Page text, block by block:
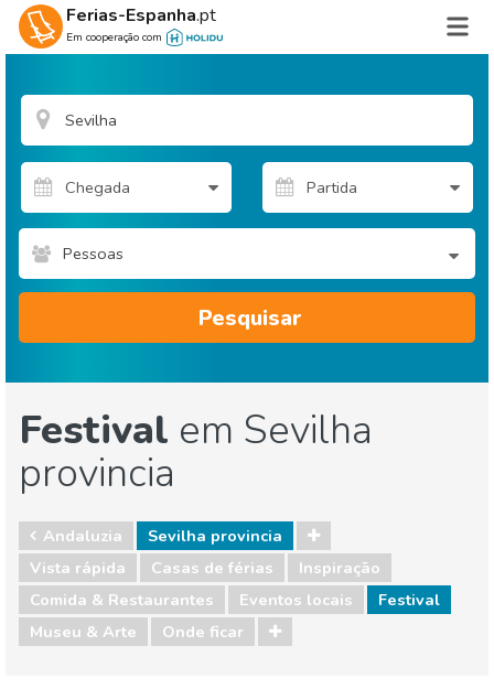
Ferias-Espanha.pt
Em cooperação com
Pessoas
Pesquisar
Festival em Sevilha
provincia
Andaluzia
Sevilha provincia
Vista rápida
Casas de férias
Inspiração
Comida & Restaurantes
Eventos locais
Festival
Museu & Arte
Onde ficar